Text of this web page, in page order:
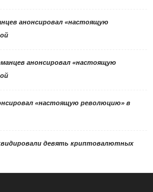
анонсировал «настоящую
анонсировал «настоящую
«настоящую революцию» в
девять криптовалютных